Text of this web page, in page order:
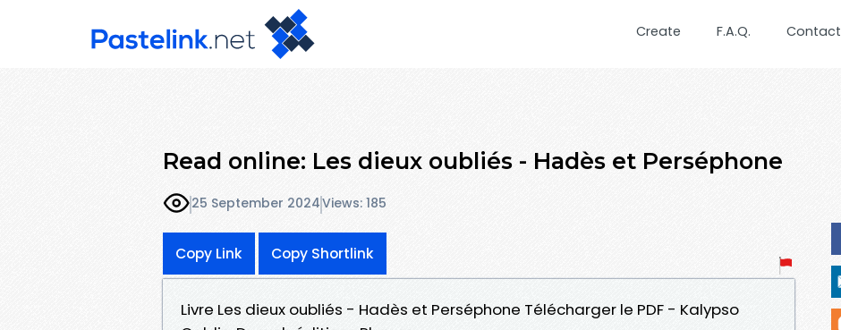
Create F.A.Q. Contact
Read online: Les dieux oubliés - Hadès et Perséphone
25 September 2024Views: 185
Copy Link Copy Shortlink
Livre Les dieux oubliés - Hadès et Perséphone Télécharger le PDF - Kalypso